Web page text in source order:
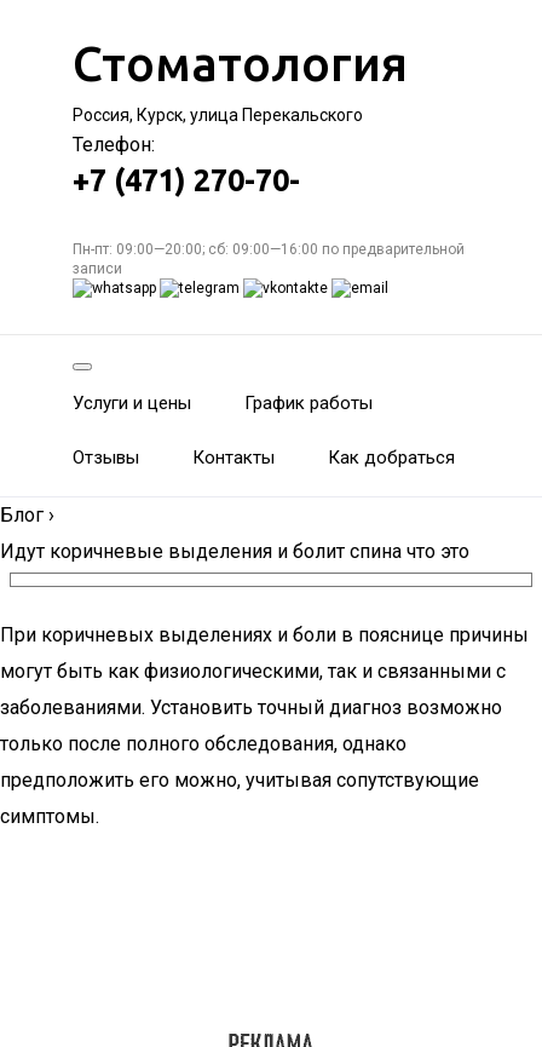
Стоматология
Россия, Курск, улица Перекальского
Телефон:
+7 (471) 270-70-
Пн-пт: 09:00—20:00; сб: 09:00—16:00 по предварительной
записи
Услуги и цены График работы
Отзывы Контакты Как добраться
Блог ›
Идут коричневые выделения и болит спина что это
При коричневых выделениях и боли в пояснице причины
могут быть как физиологическими, так и связанными с
заболеваниями. Установить точный диагноз возможно
только после полного обследования, однако
предположить его можно, учитывая сопутствующие
симптомы.